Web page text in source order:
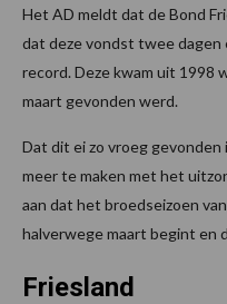
Het AD meldt dat de Bond
dat deze vondst twee
record. Deze kwam uit 1998
maart gevonden werd.
Dat dit ei zo vroeg
meer te maken met het
aan dat het broedseizoen
halverwege maart begint en
Friesland